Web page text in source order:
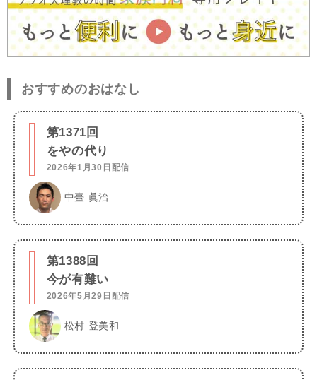
おすすめのおはなし
第1371回
をやの代り
2026年1月30日配信
中臺 眞治
第1388回
今が有難い
2026年5月29日配信
松村 登美和